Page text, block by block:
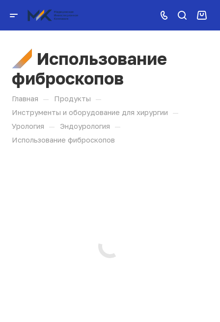
Использование
фиброскопов
Главная — Продукты —
Инструменты и оборудование для хирургии —
Урология — Эндоурология —
Использование фиброскопов